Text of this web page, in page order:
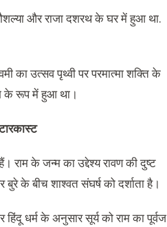
और राजा दशरथ के घर में हुआ था.
का उत्सव पृथ्वी पर परमात्मा शक्ति के
के रूप में हुआ था।
राम के जन्म का उद्देश्य रावण की दुष्ट
के बीच शाश्वत संघर्ष को दर्शाता है।
धर्म के अनुसार सूर्य को राम का पूर्वज